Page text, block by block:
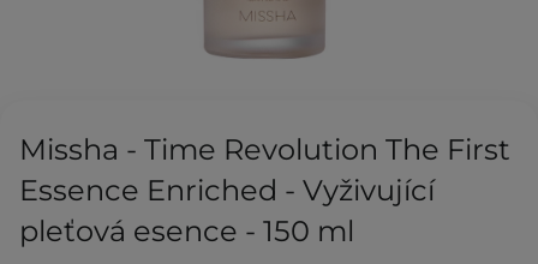
Missha - Time Revolution The First
Essence Enriched - Vyživující
pleťová esence - 150 ml